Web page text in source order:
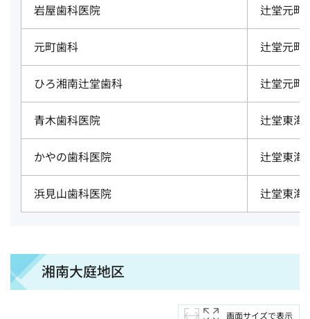
岩屋歯科医院 辻堂元町
元町歯科 辻堂元町
ひろ湘南辻堂歯科 辻堂元
青木歯科医院 辻堂東海
かやの歯科医院 辻堂東海
浜見山歯科医院 辻堂東海
湘南大庭地区
画面サイズで表示